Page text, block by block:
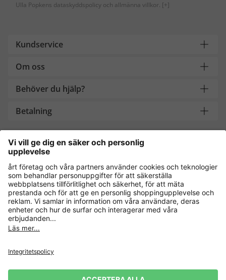
Ulla Popkens dataskyddspolicy och allmänna villkor. [+]
Kundservice
Om oss
Behöver du hjälp?
Betalning
Handla säkert med
Andra onlinebutiker
Sverige
Allmänna villkor Ångra köp